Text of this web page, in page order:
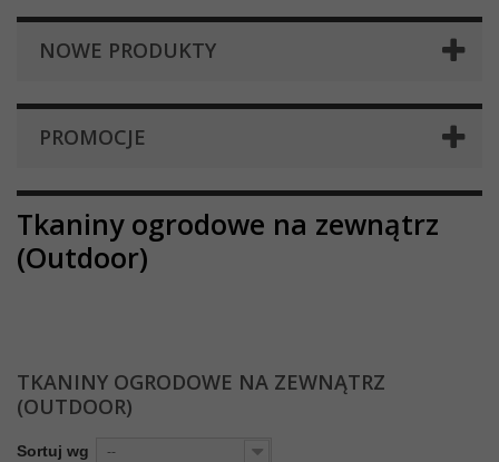
NOWE PRODUKTY
PROMOCJE
Tkaniny ogrodowe na zewnątrz
(Outdoor)
TKANINY OGRODOWE NA ZEWNĄTRZ
(OUTDOOR)
Sortuj wg --